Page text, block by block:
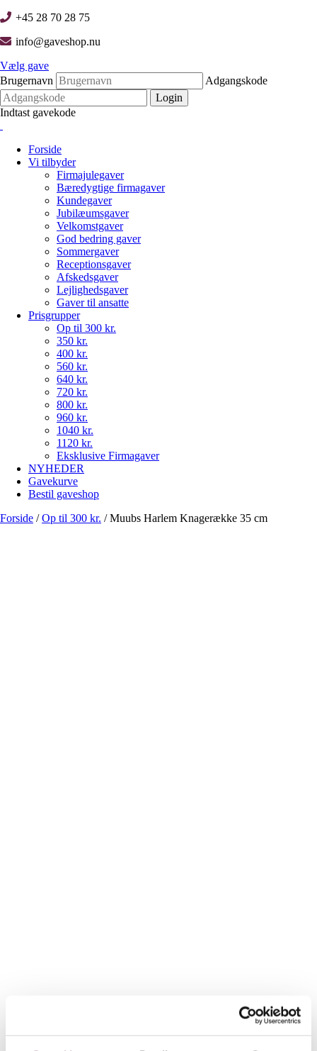
+45 28 70 28 75
info@gaveshop.nu
Vælg gave
Brugernavn
Adgangskode
Login
Indtast gavekode
Forside
Vi tilbyder
Firmajulegaver
Bæredygtige firmagaver
Kundegaver
Jubilæumsgaver
Velkomstgaver
God bedring gaver
Sommergaver
Receptionsgaver
Afskedsgaver
Lejlighedsgaver
Gaver til ansatte
Prisgrupper
Op til 300 kr.
350 kr.
400 kr.
560 kr.
640 kr.
720 kr.
800 kr.
960 kr.
1040 kr.
1120 kr.
Eksklusive Firmagaver
NYHEDER
Gavekurve
Bestil gaveshop
Forside /Op til 300 kr. /Muubs Harlem Knagerække 35 cm